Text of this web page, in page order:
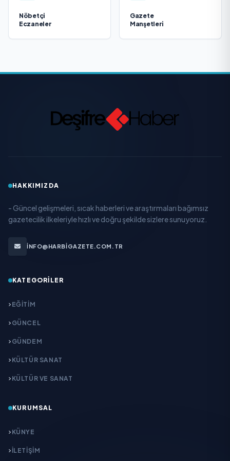
Nöbetçi
Eczaneler
Gazete
Manşetleri
HAKKIMIZDA
- Güncel gelişmeleri, sıcak haberleri ve araştırmaları bağımsız
gazetecilik ilkeleriyle hızlı ve doğru şekilde sizlere sunuyoruz.
INFO@HARBIGAZETE.COM.TR
KATEGORILER
EĞITIM
GÜNCEL
GÜNDEM
KÜLTÜR SANAT
KÜLTÜR VE SANAT
KURUMSAL
KÜNYE
İLETIŞIM